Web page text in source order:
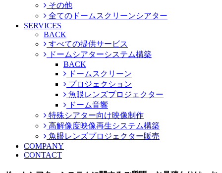
その他
全てのドームスクリーンシアター
SERVICES
BACK
すべての提供サービス
ドームシアターシステム構築
BACK
ドームスクリーン
プロジェクション
魚眼レンズプロジェクター
ドーム音響
特殊シアター向け映像制作
高解像度映像再生システム構築
魚眼レンズプロジェクター販売
COMPANY
CONTACT